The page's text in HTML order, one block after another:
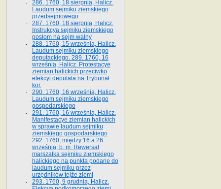
286. 1760, 18 sierpnia, Halicz.
Laudum sejmiku ziemskiego
przedsejmowego
287. 1760, 18 sierpnia, Halicz.
Instrukcya sejmiku ziemskiego
posłom na sejm walny
288. 1760, 15 września, Halicz.
Laudum sejmiku ziemskiego
deputackiego. 289. 1760, 16
września, Halicz. Protestacye
ziemian halickich przeciwko
elekcyi deputata na Trybunał
kor.
290. 1760, 16 września, Halicz.
Laudum sejmiku ziemskiego
gospodarskiego
291. 1760, 16 września, Halicz.
Manifestacye ziemian halickich
w sprawie laudum sejmiku
ziemskiego gospodarskiego
292. 1760, między 16 a 26
września, b. m. Rewersał
marszałka sejmiku ziemskiego
halickiego na punkta podane do
laudum sejmiku przez
urzędników tejże ziemi
293. 1760, 9 grudnia, Halicz.